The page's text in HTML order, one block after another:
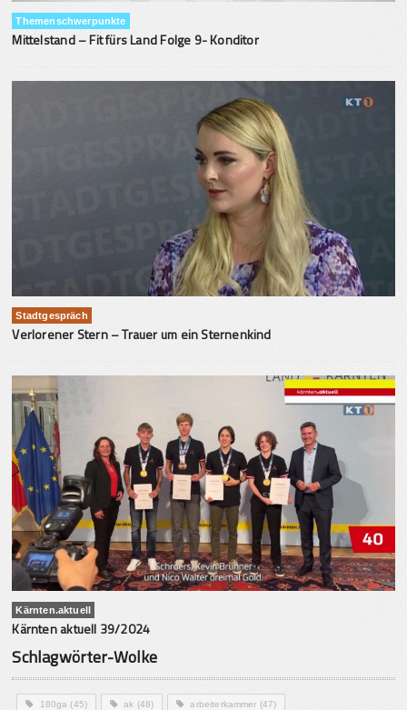
Themenschwerpunkte
Mittelstand – Fit fürs Land Folge 9- Konditor
Stadtgespräch
Verlorener Stern – Trauer um ein Sternenkind
Kärnten.aktuell
Kärnten aktuell 39/2024
Schlagwörter-Wolke
180ga (45) ak (48) arbeiterkammer (47)